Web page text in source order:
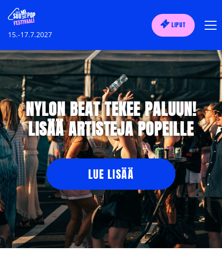
15.-17.7.2027
LIPUT
NYLON BEAT TEKEE PALUUN!
LISÄÄ ARTISTEJA POPEILLE
LUE LISÄÄ